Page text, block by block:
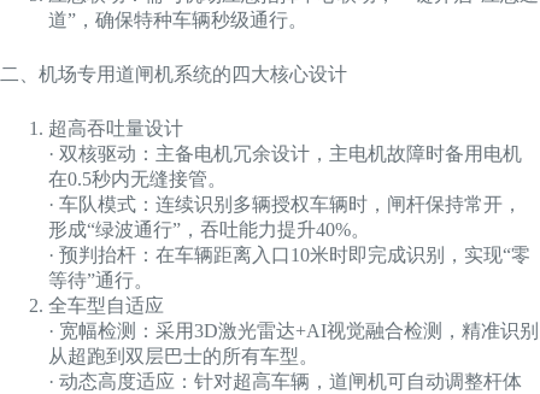
道”，确保特种车辆秒级通行。
二、机场专用道闸机系统的四大核心设计
超高吞吐量设计
· 双核驱动：主备电机冗余设计，主电机故障时备用电机
在0.5秒内无缝接管。
· 车队模式：连续识别多辆授权车辆时，闸杆保持常开，
形成“绿波通行”，吞吐能力提升40%。
· 预判抬杆：在车辆距离入口10米时即完成识别，实现“零
等待”通行。
全车型自适应
· 宽幅检测：采用3D激光雷达+AI视觉融合检测，精准识别
从超跑到双层巴士的所有车型。
· 动态高度适应：针对超高车辆，道闸机可自动调整杆体